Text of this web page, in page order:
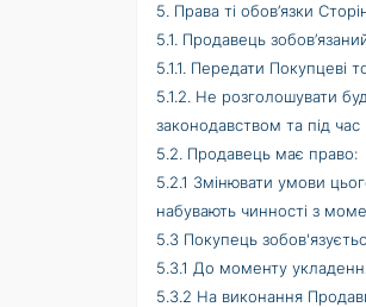
5. Права ті обов’язки
5.1. Продавець
5.1.1. Передати Покупцеві
5.1.2. Не розголошувати
законодавством та під
5.2. Продавець має право:
5.2.1 Змінювати умови
набувають чинності з
5.3 Покупець
5.3.1 До моменту
5.3.2 На виконання